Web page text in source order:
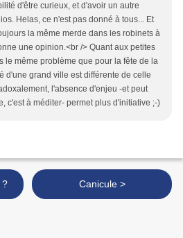
d'être curieux, et d'avoir un autre
Helas, ce n'est pas donné à tous... Et
la même merde dans les robinets à
une opinion.<br /> Quant aux petites
le même problème que pour la fête de la
d'une grand ville est différente de celle
l'absence d'enjeu -et peut
c'est à méditer- permet plus d'initiative ;-)
? Canicule >